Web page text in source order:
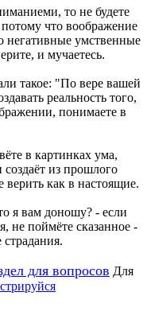
то не будете
что воображение
негативные умственные
и мучаетесь.
такое: "По вере вашей
реальность того,
понимаете в
в картинках ума,
из прошлого
верить как в настоящие.
я вам доношу? - если
не поймёте сказанное -
страдания.
для вопросов Для